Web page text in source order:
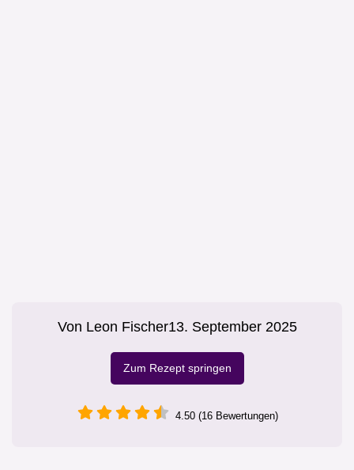
Von Leon Fischer13. September 2025
Zum Rezept springen
4.50 (16 Bewertungen)